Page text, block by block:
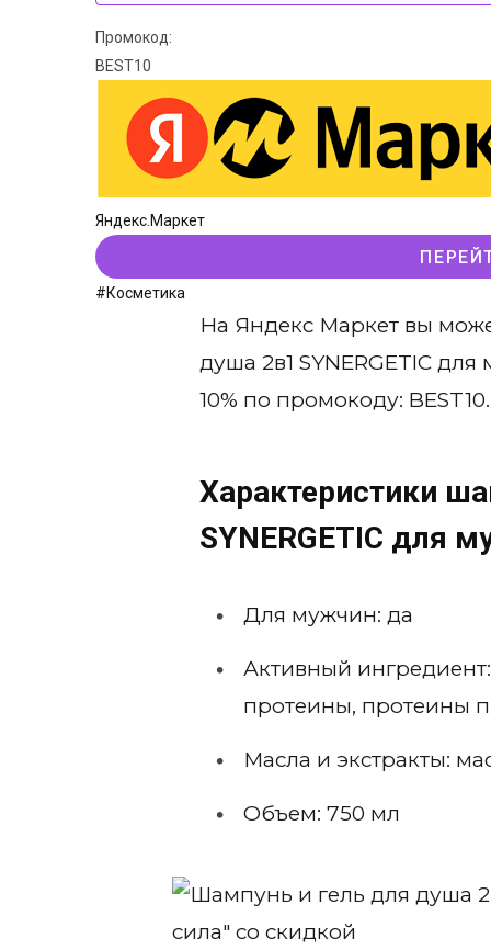
Промокод:
BEST10
Яндекс.Маркет
#Косметика
На Яндекс Маркет вы
душа 2в1 SYNERGETIC
10% по промокоду:
Характеристики
SYNERGETIC для
Для мужчин: да
Активный
протеины, протеины
Масла и экстракты:
Объем: 750 мл